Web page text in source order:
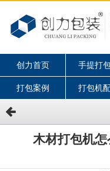
创力首页 手提打
打包案例 打包机
木材打包机